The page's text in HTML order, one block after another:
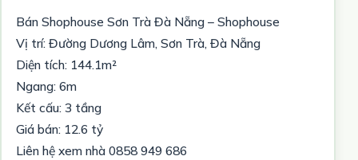
Bán Shophouse Sơn Trà Đà Nẵng – Shophouse
Vị trí: Đường Dương Lâm, Sơn Trà, Đà Nẵng
Diện tích: 144.1m²
Ngang: 6m
Kết cấu: 3 tầng
Giá bán: 12.6 tỷ
Liên hệ xem nhà 0858 949 686